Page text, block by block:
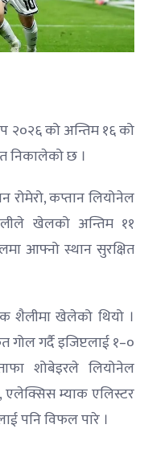
२०२६ को अन्तिम १६ को
निकालेको छ ।
रोमेरो, कप्तान लियोनेल
खेलको अन्तिम ११
आफ्नो स्थान सुरक्षित
शैलीमा खेलेको थियो ।
गोल गर्दै इजिप्टलाई १–०
शोबेइरले लियोनेल
एलेक्सिस म्याक एलिस्टर
पनि विफल पारे ।